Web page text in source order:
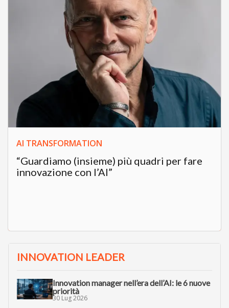
AI TRANSFORMATION
“Guardiamo (insieme) più quadri per fare
innovazione con l’AI”
INNOVATION LEADER
Innovation manager nell’era dell’AI: le 6 nuove
priorità
30 Lug 2026